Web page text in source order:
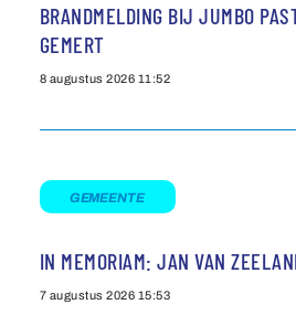
BRANDMELDING BIJ JUMBO
GEMERT
8 augustus 2026 11:52
GEMEENTE
IN MEMORIAM: JAN VAN
7 augustus 2026 15:53